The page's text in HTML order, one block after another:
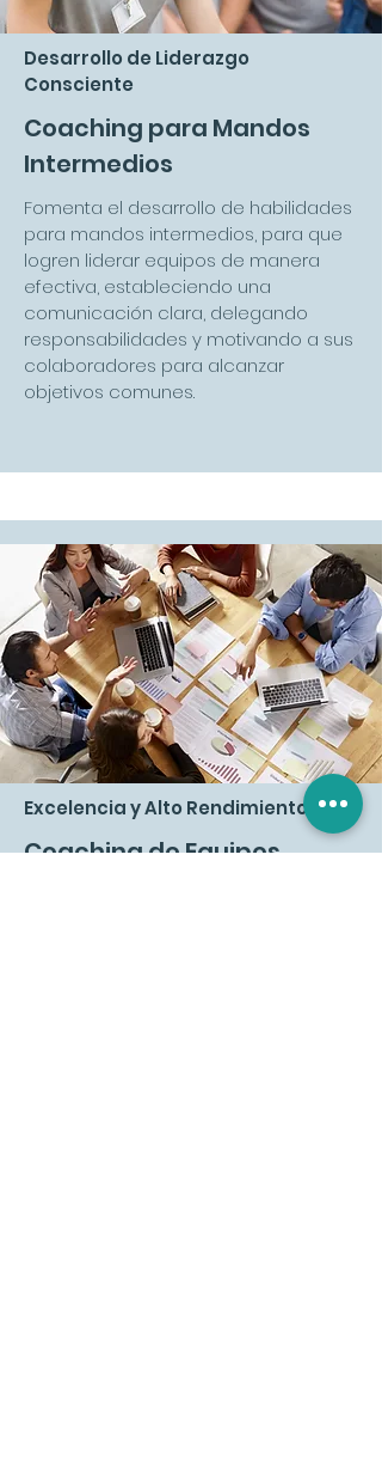
Desarrollo de Liderazgo
Consciente
Coaching para Mandos
Intermedios
Fomenta el desarrollo de habilidades
para mandos intermedios, para que
logren liderar equipos de manera
efectiva, estableciendo una
comunicación clara, delegando
responsabilidades y motivando a sus
colaboradores para alcanzar
objetivos comunes.
Excelencia y Alto Rendimiento
Coaching de Equipos